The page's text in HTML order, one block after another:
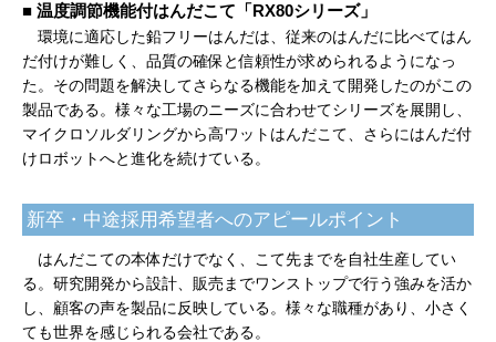
■ 温度調節機能付はんだこて「RX80シリーズ」
環境に適応した鉛フリーはんだは、従来のはんだに比べてはん
だ付けが難しく、品質の確保と信頼性が求められるようになっ
た。その問題を解決してさらなる機能を加えて開発したのがこの
製品である。様々な工場のニーズに合わせてシリーズを展開し、
マイクロソルダリングから高ワットはんだこて、さらにはんだ付
けロボットへと進化を続けている。
新卒・中途採用希望者へのアピールポイント
はんだこての本体だけでなく、こて先までを自社生産してい
る。研究開発から設計、販売までワンストップで行う強みを活か
し、顧客の声を製品に反映している。様々な職種があり、小さく
ても世界を感じられる会社である。